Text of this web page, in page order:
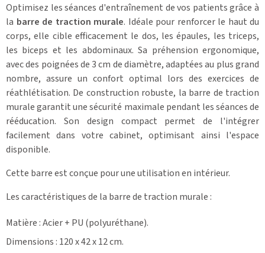
Optimisez les séances d'entraînement de vos patients grâce à
la barre de traction murale. Idéale pour renforcer le haut du
corps, elle cible efficacement le dos, les épaules, les triceps,
les biceps et les abdominaux. Sa préhension ergonomique,
avec des poignées de 3 cm de diamètre, adaptées au plus grand
nombre, assure un confort optimal lors des exercices de
réathlétisation. De construction robuste, la barre de traction
murale garantit une sécurité maximale pendant les séances de
rééducation. Son design compact permet de l'intégrer
facilement dans votre cabinet, optimisant ainsi l'espace
disponible.
Cette barre est conçue pour une utilisation en intérieur.
Les caractéristiques de la barre de traction murale :
Matière : Acier + PU (polyuréthane).
Dimensions : 120 x 42 x 12 cm.